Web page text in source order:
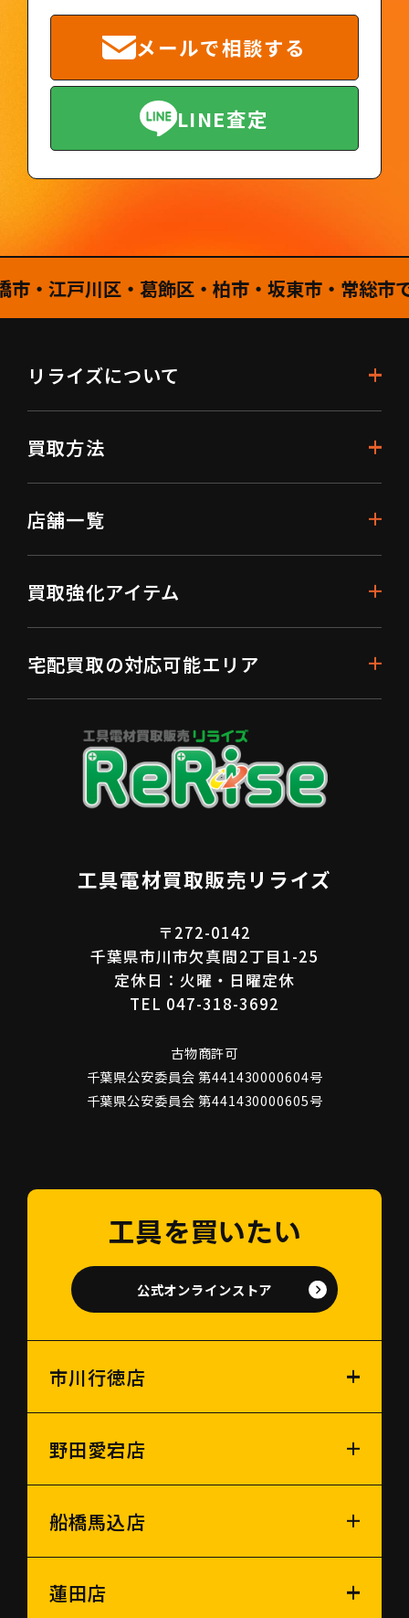
メールで相談する
LINE査定
川区・葛飾区・柏市・坂東市・常総市で工具
工具電材買取販売リライズ
〒272-0142
千葉県市川市欠真間2丁目1-25
定休日：火曜・日曜定休
TEL 047-318-3692
古物商許可
千葉県公安委員会 第441430000604号
千葉県公安委員会 第441430000605号
リライズについて
買取方法
店舗一覧
買取強化アイテム
宅配買取の対応可能エリア
工具を買いたい
公式オンラインストア
市川行徳店
野田愛宕店
船橋馬込店
蓮田店